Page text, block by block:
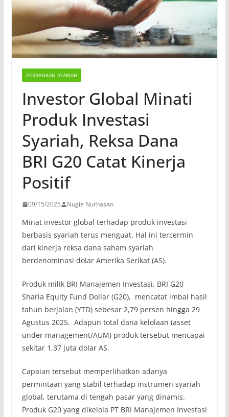
PERBANKAN SYARIAH
Investor Global Minati
Produk Investasi
Syariah, Reksa Dana
BRI G20 Catat Kinerja
Positif
09/15/2025 Nugie Nurhasan
Minat investor global terhadap produk investasi
berbasis syariah terus menguat. Hal ini tercermin
dari kinerja reksa dana saham syariah
berdenominasi dolar Amerika Serikat (AS).
Produk milik BRI Manajemen Investasi, BRI G20
Sharia Equity Fund Dollar (G20), mencatat imbal hasil
tahun berjalan (YTD) sebesar 2,79 persen hingga 29
Agustus 2025. Adapun total dana kelolaan (asset
under management/AUM) produk tersebut mencapai
sekitar 1,37 juta dolar AS.
Capaian tersebut memperlihatkan adanya
permintaan yang stabil terhadap instrumen syariah
global, terutama di tengah pasar yang dinamis.
Produk G20 yang dikelola PT BRI Manajemen Investasi